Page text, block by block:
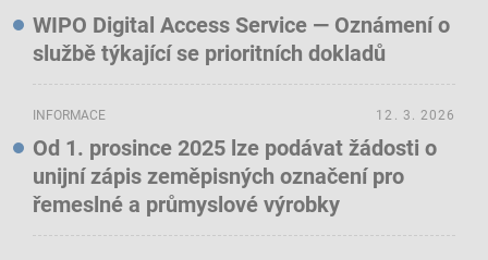
WIPO Digital Access Service — Oznámení o
službě týkající se prioritních dokladů
INFORMACE
Od 1. prosince 2025 lze podávat žádosti o
unijní zápis zeměpisných označení pro
řemeslné a průmyslové výrobky
12. 3. 2026